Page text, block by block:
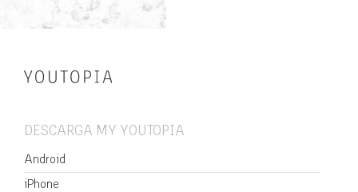
DESCARGA MY YOUTOPIA
Android
iPhone